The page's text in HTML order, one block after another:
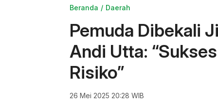
Beranda Daerah
Pemuda Dibekali
Andi Utta:
Risiko”
26 Mei 2025 20:28 WIB